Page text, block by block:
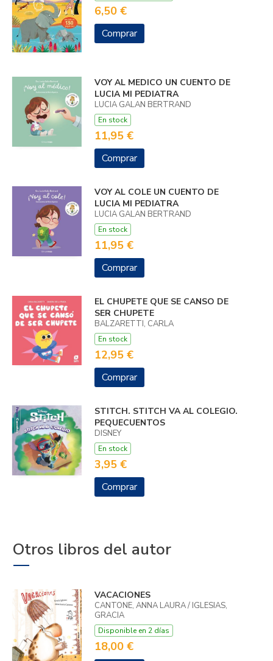
6,50 €
Comprar
VOY AL MEDICO UN CUENTO DE
LUCIA MI PEDIATRA
LUCIA GALAN BERTRAND
En stock
11,95 €
Comprar
VOY AL COLE UN CUENTO DE
LUCIA MI PEDIATRA
LUCIA GALAN BERTRAND
En stock
11,95 €
Comprar
EL CHUPETE QUE SE CANSO DE
SER CHUPETE
BALZARETTI, CARLA
En stock
12,95 €
Comprar
STITCH. STITCH VA AL COLEGIO.
PEQUECUENTOS
DISNEY
En stock
3,95 €
Comprar
Otros libros del autor
VACACIONES
CANTONE, ANNA LAURA / IGLESIAS,
GRACIA
Disponible en 2 días
18,00 €